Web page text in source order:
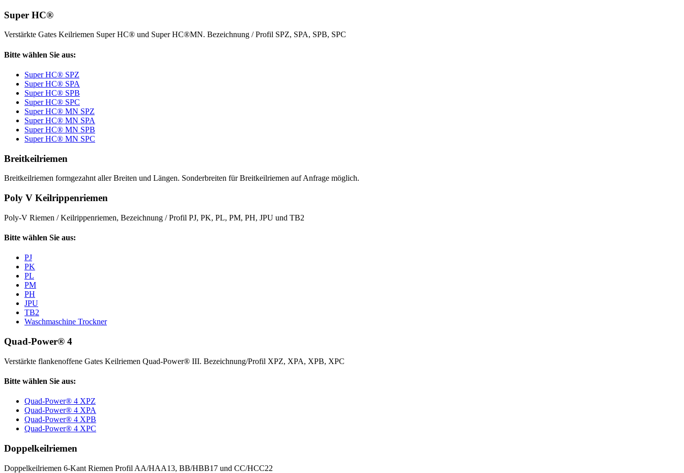
Super HC®
Verstärkte Gates Keilriemen Super HC® und Super HC®MN. Bezeichnung / Profil SPZ, SPA, SPB, SPC
Bitte wählen Sie aus:
Super HC® SPZ
Super HC® SPA
Super HC® SPB
Super HC® SPC
Super HC® MN SPZ
Super HC® MN SPA
Super HC® MN SPB
Super HC® MN SPC
Breitkeilriemen
Breitkeilriemen formgezahnt aller Breiten und Längen. Sonderbreiten für Breitkeilriemen auf Anfrage möglich.
Poly V Keilrippenriemen
Poly-V Riemen / Keilrippenriemen, Bezeichnung / Profil PJ, PK, PL, PM, PH, JPU und TB2
Bitte wählen Sie aus:
PJ
PK
PL
PM
PH
JPU
TB2
Waschmaschine Trockner
Quad-Power® 4
Verstärkte flankenoffene Gates Keilriemen Quad-Power® III. Bezeichnung/Profil XPZ, XPA, XPB, XPC
Bitte wählen Sie aus:
Quad-Power® 4 XPZ
Quad-Power® 4 XPA
Quad-Power® 4 XPB
Quad-Power® 4 XPC
Doppelkeilriemen
Doppelkeilriemen 6-Kant Riemen Profil AA/HAA13, BB/HBB17 und CC/HCC22